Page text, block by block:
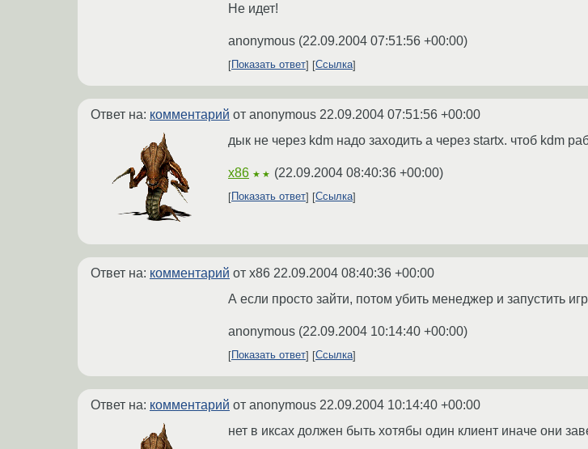
Не идет!
anonymous (22.09.2004 07:51:56 +00:00)
Показать ответ Ссылка
Ответ на: комментарий от anonymous 22.09.2004 07:51:56 +00:00
дык не через kdm надо заходить а через startx. чтоб kdm
x86 ★★ (22.09.2004 08:40:36 +00:00)
Показать ответ Ссылка
Ответ на: комментарий от x86 22.09.2004 08:40:36 +00:00
А если просто зайти, потом убить менеджер и запустить
anonymous (22.09.2004 10:14:40 +00:00)
Показать ответ Ссылка
Ответ на: комментарий от anonymous 22.09.2004 10:14:40 +00:00
нет в иксах должен быть хотябы один клиент иначе они